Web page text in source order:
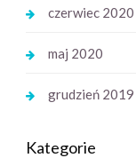
czerwiec 2020
maj 2020
grudzień 2019
Kategorie